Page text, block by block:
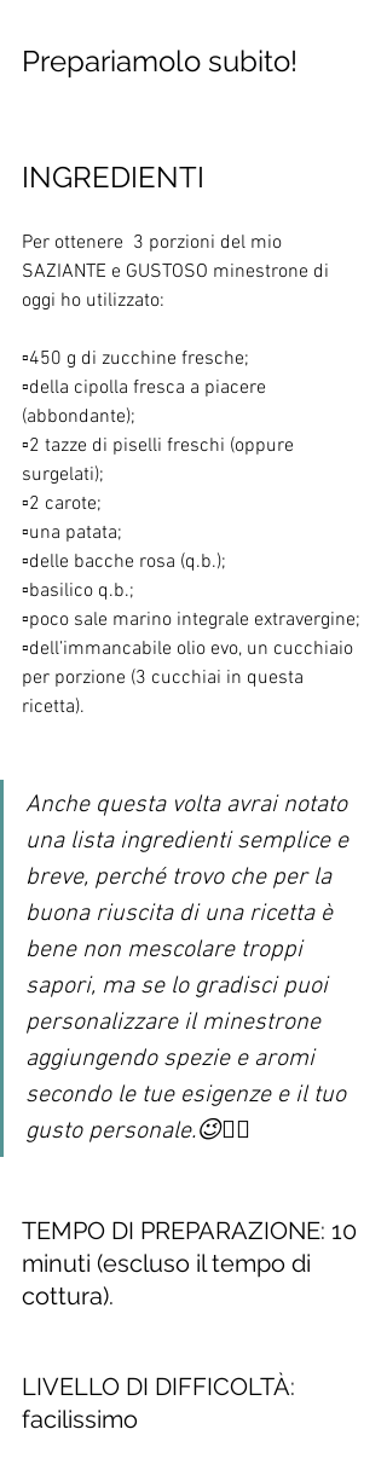
Prepariamolo subito!
INGREDIENTI
Per ottenere  3 porzioni del mio
SAZIANTE e GUSTOSO minestrone di
oggi ho utilizzato:
▫️450 g di zucchine fresche;
▫️della cipolla fresca a piacere
(abbondante);
▫️2 tazze di piselli freschi (oppure
surgelati);
▫️2 carote;
▫️una patata;
▫️delle bacche rosa (q.b.);
▫️basilico q.b.;
▫️poco sale marino integrale extravergine;
▫️dell’immancabile olio evo, un cucchiaio
per porzione (3 cucchiai in questa
ricetta).
Anche questa volta avrai notato
una lista ingredienti semplice e
breve, perché trovo che per la
buona riuscita di una ricetta è
bene non mescolare troppi
sapori, ma se lo gradisci puoi
personalizzare il minestrone
aggiungendo spezie e aromi
secondo le tue esigenze e il tuo
gusto personale.😉👌🏻
TEMPO DI PREPARAZIONE: 10
minuti (escluso il tempo di
cottura).
LIVELLO DI DIFFICOLTÀ:
facilissimo